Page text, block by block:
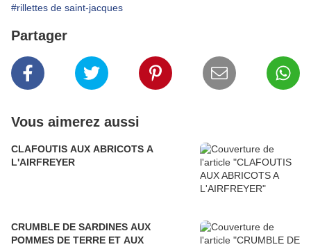
#rillettes de saint-jacques
Partager
Vous aimerez aussi
CLAFOUTIS AUX ABRICOTS A
L'AIRFREYER
CRUMBLE DE SARDINES AUX
POMMES DE TERRE ET AUX